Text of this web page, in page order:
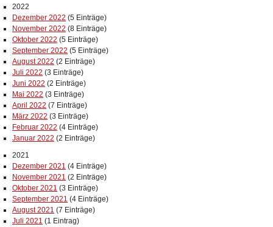
2022
Dezember 2022 (5 Einträge)
November 2022 (8 Einträge)
Oktober 2022 (5 Einträge)
September 2022 (5 Einträge)
August 2022 (2 Einträge)
Juli 2022 (3 Einträge)
Juni 2022 (2 Einträge)
Mai 2022 (3 Einträge)
April 2022 (7 Einträge)
März 2022 (3 Einträge)
Februar 2022 (4 Einträge)
Januar 2022 (2 Einträge)
2021
Dezember 2021 (4 Einträge)
November 2021 (2 Einträge)
Oktober 2021 (3 Einträge)
September 2021 (4 Einträge)
August 2021 (7 Einträge)
Juli 2021 (1 Eintrag)